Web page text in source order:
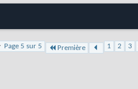
Page 5 sur 5 Première 1 2 3